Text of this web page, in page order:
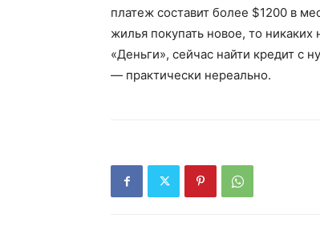
платеж составит более $1200 в
жилья покупать новое, то
«Деньги», сейчас найти кредит с
— практически нереально.